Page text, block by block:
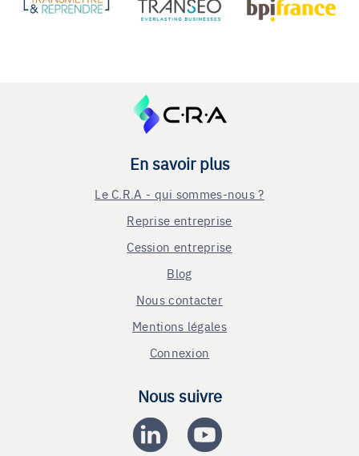
En savoir plus
Le C.R.A - qui sommes-nous ?
Reprise entreprise
Cession entreprise
Blog
Nous contacter
Mentions légales
Connexion
Nous suivre